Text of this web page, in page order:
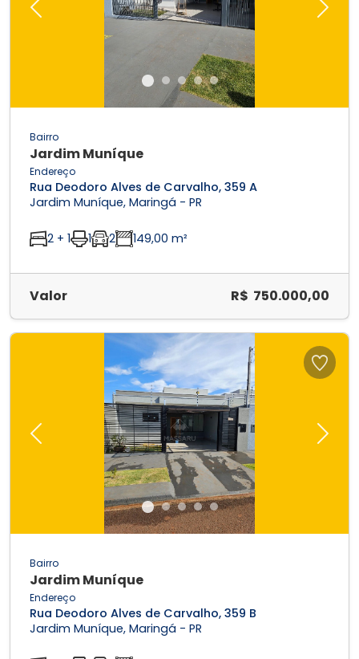
Previous Next
Bairro
Jardim Muníque
Endereço
Rua Deodoro Alves de Carvalho, 359 A
Jardim Muníque, Maringá - PR
2 + 1 1 2 149,00 m²
Valor R$ 750.000,00
Previous Next
Bairro
Jardim Muníque
Endereço
Rua Deodoro Alves de Carvalho, 359 B
Jardim Muníque, Maringá - PR